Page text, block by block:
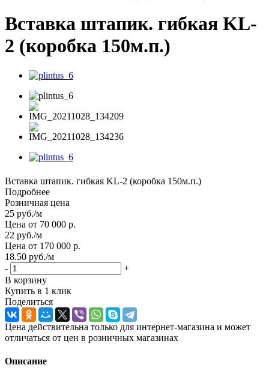
Вставка штапик. гибкая KL-
2 (коробка 150м.п.)
Вставка штапик. гибкая KL-2 (коробка 150м.п.)
Подробнее
Розничная цена
25 руб./м
Цена от 70 000 р.
22 руб./м
Цена от 170 000 р.
18.50 руб./м
-
+
В корзину
Купить в 1 клик
Поделиться
Цена действительна только для интернет-магазина и может
отличаться от цен в розничных магазинах
Описание